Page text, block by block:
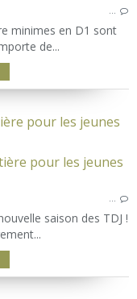
…
minimes en D1 sont
de...
pour les jeunes
…
saison des TDJ !